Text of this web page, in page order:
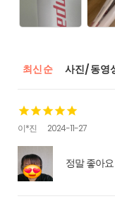
최신순 사진/동영
이*진 2024-11-27
정말 좋아